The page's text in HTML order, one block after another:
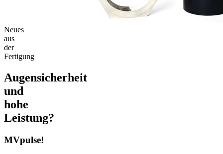
Neues
aus
der
Fertigung
Augensicherheit
und
hohe
Leistung?
MVpulse!